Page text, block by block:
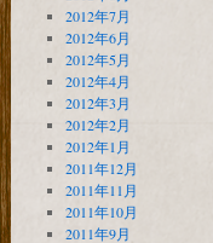
2012年7月
2012年6月
2012年5月
2012年4月
2012年3月
2012年2月
2012年1月
2011年12月
2011年11月
2011年10月
2011年9月